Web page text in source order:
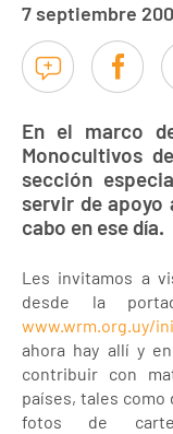
7 septiembre
En el marco
Monocultivos
sección
servir de apoyo
cabo en ese día.
Les invitamos a
desde la
www.wrm.org.uy/
ahora hay allí y
contribuir con
países, tales como
fotos de